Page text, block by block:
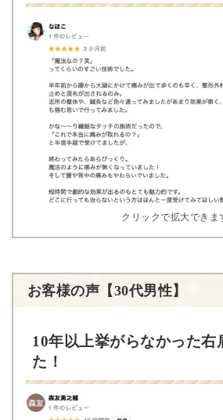
クリックで拡大できま
お客様の声【30代男性】
10年以上挙がらなかった右
た！